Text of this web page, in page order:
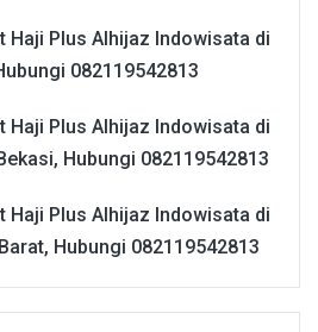
Haji Plus Alhijaz Indowisata di
082119542813
Haji Plus Alhijaz Indowisata di
Hubungi 082119542813
Haji Plus Alhijaz Indowisata di
Hubungi 082119542813